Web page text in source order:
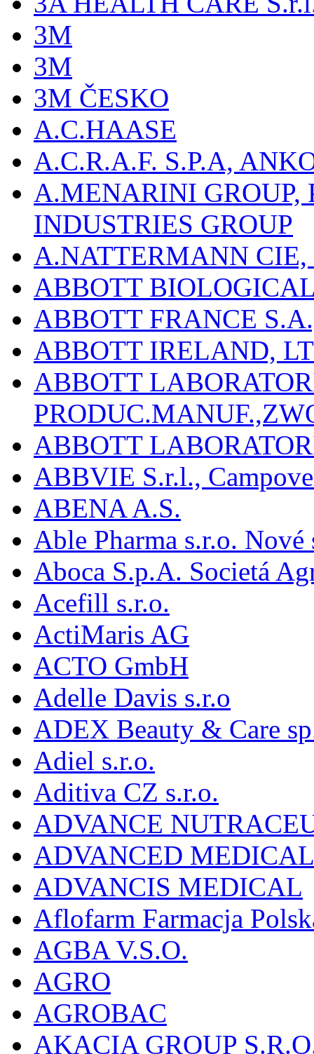
3M
3M
3M ČESKO
A.C.HAASE
A.C.R.A.F. S.P.A,
A.MENARINI
INDUSTRIES GROUP
A.NATTERMANN
ABBOTT
ABBOTT FRANCE
ABBOTT IRELAND,
ABBOTT
ABBOTT
ABBVIE S.r.l.,
ABENA A.S.
Able Pharma s.r.o.
Aboca S.p.A. Societá
Acefill s.r.o.
ActiMaris AG
ACTO GmbH
Adelle Davis s.r.o
ADEX Beauty & Care
Adiel s.r.o.
Aditiva CZ s.r.o.
ADVANCE
ADVANCED
ADVANCIS MEDICAL
Aflofarm Farmacja
AGBA V.S.O.
AGRO
AGROBAC
AKACIA GROUP